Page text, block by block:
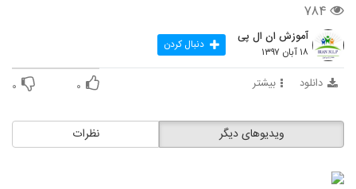
۷۸۴
آموزش ان ال پی
۱۸ آبان ۱۳۹۷ دنبال کردن
دانلود بیشتر ۰ ۰
نظرات ویدیوهای دیگر